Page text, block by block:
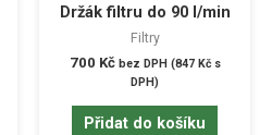
Držák filtru do 90 l/min
Filtry
700 Kč bez DPH (847 Kčs
DPH)
Přidat do košíku